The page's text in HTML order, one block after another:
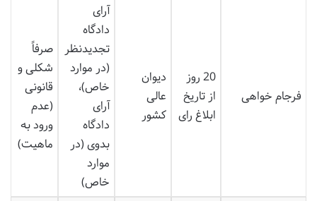
فرجام خواهی
20 روز
از تاریخ
ابلاغ رای
دیوان
عالی
کشور
آرای
دادگاه
تجدیدنظر
(در موارد
خاص)،
آرای
دادگاه
بدوی (در
موارد
خاص)
صرفاً
شکلی و
قانونی
(عدم
ورود به
ماهیت)